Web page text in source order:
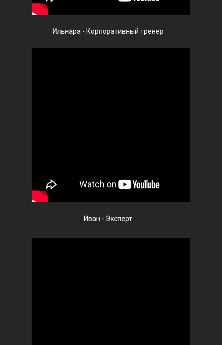
Ильнара - Корпоративный тренер
Иван - Эксперт